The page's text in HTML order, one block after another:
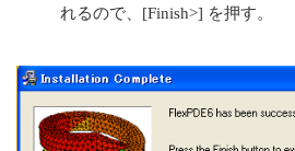
れるので、[Finish>] を押す。